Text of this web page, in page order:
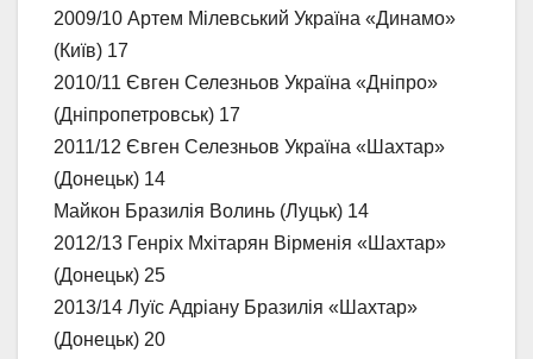
2009/10 Артем Мілевський Україна «Динамо»
(Київ) 17
2010/11 Євген Селезньов Україна «Дніпро»
(Дніпропетровськ) 17
2011/12 Євген Селезньов Україна «Шахтар»
(Донецьк) 14
Майкон Бразилія Волинь (Луцьк) 14
2012/13 Генріх Мхітарян Вірменія «Шахтар»
(Донецьк) 25
2013/14 Луїс Адріану Бразилія «Шахтар»
(Донецьк) 20